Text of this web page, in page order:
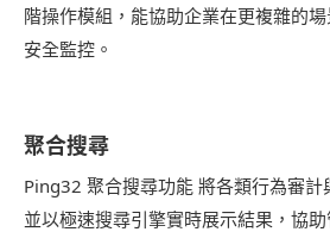
階操作模組，能協助企業在更複雜的
安全監控。
聚合搜尋
Ping32 聚合搜尋功能 將各類行為審計
並以極速搜尋引擎實時展示結果，協